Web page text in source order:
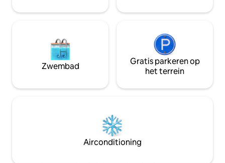
verblijf op een toplocatie in het
Zwembad
Gratis parkeren op
het terrein
Airconditioning